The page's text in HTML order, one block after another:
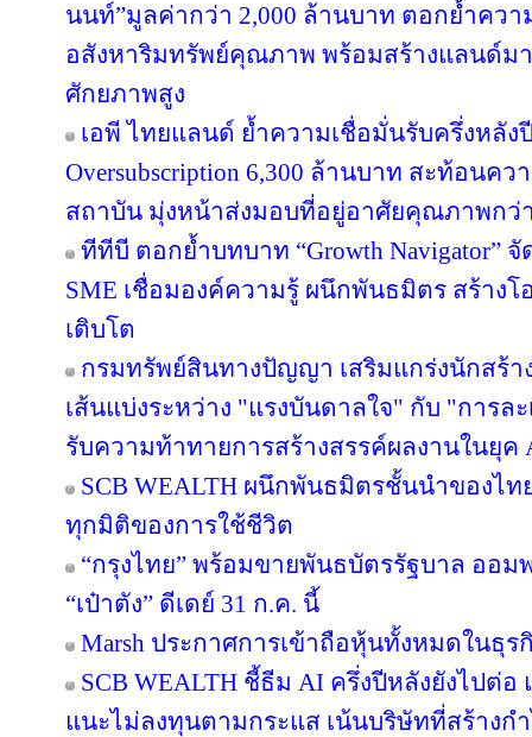
นนท์”มูลค่ากว่า 2,000 ล้านบาท ตอกย้ำคว
อสังหาริมทรัพย์คุณภาพ พร้อมสร้างแลนด์ม
ศักยภาพสูง
เอพี ไทยแลนด์ ย้ำความเชื่อมั่นรับครึ่งหลัง
Oversubscription 6,300 ล้านบาท สะท้อนค
สถาบัน มุ่งหน้าส่งมอบที่อยู่อาศัยคุณภาพกว่า
ทีทีบี ตอกย้ำบทบาท “Growth Navigator”
SME เชื่อมองค์ความรู้ ผนึกพันธมิตร สร้าง
เติบโต
กรมทรัพย์สินทางปัญญา เสริมแกร่งนักสร้า
เส้นแบ่งระหว่าง "แรงบันดาลใจ" กับ "การ
รับความท้าทายการสร้างสรรค์ผลงานในยุค
SCB WEALTH ผนึกพันธมิตรชั้นนำของไ
ทุกมิติของการใช้ชีวิต
“กรุงไทย” พร้อมขายพันธบัตรรัฐบาล ออ
“เป๋าตัง” ดีเดย์ 31 ก.ค. นี้
Marsh ประกาศการเข้าถือหุ้นทั้งหมดในธุร
SCB WEALTH ชี้ธีม AI ครึ่งปีหลังยังไปต่
แนะไม่ลงทุนตามกระแส เน้นบริษัทที่สร้างก